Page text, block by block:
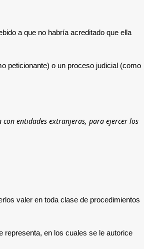
a que no habría acreditado que ella
peticionante) o un proceso judicial (como
entidades extranjeras, para ejercer los
valer en toda clase de procedimientos
representa, en los cuales se le autorice